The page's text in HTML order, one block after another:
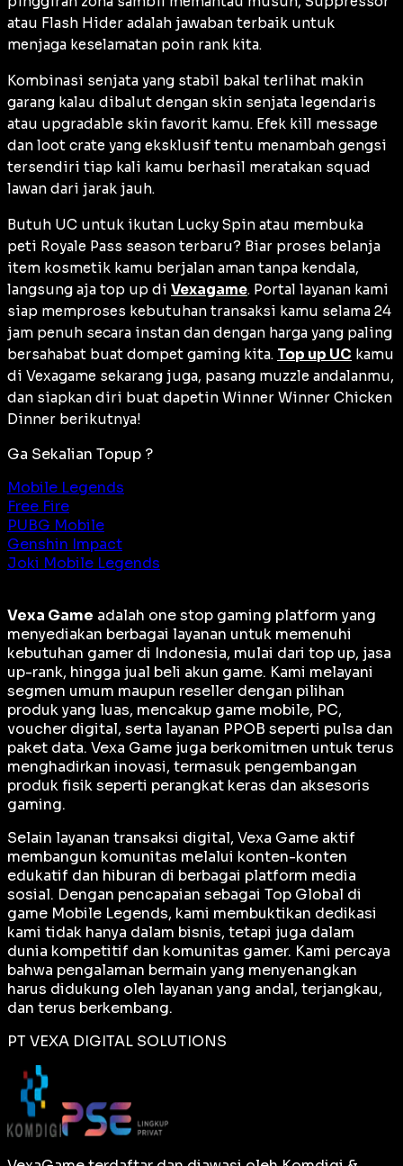
atau Flash Hider adalah jawaban terbaik untuk
menjaga keselamatan poin rank kita.
Kombinasi senjata yang stabil bakal terlihat makin
garang kalau dibalut dengan skin senjata legendaris
atau upgradable skin favorit kamu. Efek kill message
dan loot crate yang eksklusif tentu menambah gengsi
tersendiri tiap kali kamu berhasil meratakan squad
lawan dari jarak jauh.
Butuh UC untuk ikutan Lucky Spin atau membuka
peti Royale Pass season terbaru? Biar proses belanja
item kosmetik kamu berjalan aman tanpa kendala,
langsung aja top up di Vexagame. Portal layanan kami
siap memproses kebutuhan transaksi kamu selama 24
jam penuh secara instan dan dengan harga yang paling
bersahabat buat dompet gaming kita. Top up UC kamu
di Vexagame sekarang juga, pasang muzzle andalanmu,
dan siapkan diri buat dapetin Winner Winner Chicken
Dinner berikutnya!
Ga Sekalian Topup ?
Mobile Legends
Free Fire
PUBG Mobile
Genshin Impact
Joki Mobile Legends
Vexa Game adalah one stop gaming platform yang
menyediakan berbagai layanan untuk memenuhi
kebutuhan gamer di Indonesia, mulai dari top up, jasa
up-rank, hingga jual beli akun game. Kami melayani
segmen umum maupun reseller dengan pilihan
produk yang luas, mencakup game mobile, PC,
voucher digital, serta layanan PPOB seperti pulsa dan
paket data. Vexa Game juga berkomitmen untuk terus
menghadirkan inovasi, termasuk pengembangan
produk fisik seperti perangkat keras dan aksesoris
gaming.
Selain layanan transaksi digital, Vexa Game aktif
membangun komunitas melalui konten-konten
edukatif dan hiburan di berbagai platform media
sosial. Dengan pencapaian sebagai Top Global di
game Mobile Legends, kami membuktikan dedikasi
kami tidak hanya dalam bisnis, tetapi juga dalam
dunia kompetitif dan komunitas gamer. Kami percaya
bahwa pengalaman bermain yang menyenangkan
harus didukung oleh layanan yang andal, terjangkau,
dan terus berkembang.
PT VEXA DIGITAL SOLUTIONS